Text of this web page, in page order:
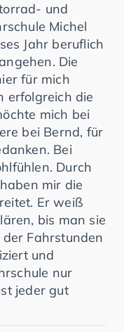
und
Michel
Jahr beruflich
Die
für mich
erfolgreich die
mich bei
bei Bernd, für
Bei
Durch
mir die
Er weiß
bis man sie
Fahrstunden
und
nur
jeder gut